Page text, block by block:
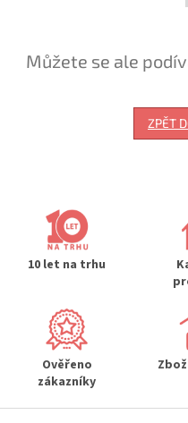
Můžete se ale
ZPĚT
10 let na trhu
Ověřeno
zákazníky